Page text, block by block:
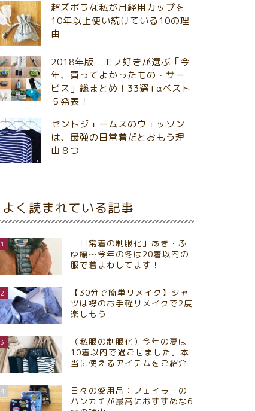
超ズボラな私が月経用カップを
10年以上使い続けている10の理
由
2018年版 モノ好きが選ぶ「今
年、買ってよかったもの・サー
ビス」総まとめ！33選+αベスト
５発表！
セントジェームスのウェッソン
は、最強の日常着だとおもう理
由８つ
よく読まれている記事
1
「日常着の制服化」あき・ふ
ゆ編～今年の冬は20着以内の
服で着まわしてます！
2
【30分で簡単リメイク】シャ
ツは襟のお手軽リメイクで2度
楽しもう
3
（私服の制服化）今年の夏は
10着以内で過ごせました。本
当に使えるアイテムをご紹介
4
日々の愛用品：フェイラーの
ハンカチが最高におすすめな6